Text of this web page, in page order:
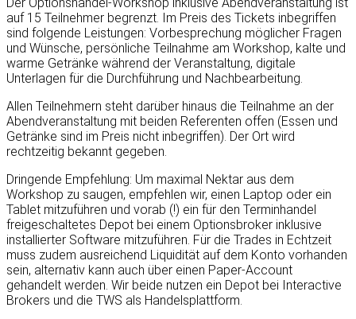
auf 15 Teilnehmer begrenzt. Im Preis des Tickets inbegriffen
sind folgende Leistungen: Vorbesprechung möglicher Fragen
und Wünsche, persönliche Teilnahme am Workshop, kalte und
warme Getränke während der Veranstaltung, digitale
Unterlagen für die Durchführung und Nachbearbeitung.
Allen Teilnehmern steht darüber hinaus die Teilnahme an der
Abendveranstaltung mit beiden Referenten offen (Essen und
Getränke sind im Preis nicht inbegriffen). Der Ort wird
rechtzeitig bekannt gegeben.
Dringende Empfehlung: Um maximal Nektar aus dem
Workshop zu saugen, empfehlen wir, einen Laptop oder ein
Tablet mitzuführen und vorab (!) ein für den Terminhandel
freigeschaltetes Depot bei einem Optionsbroker inklusive
installierter Software mitzuführen. Für die Trades in Echtzeit
muss zudem ausreichend Liquidität auf dem Konto vorhanden
sein, alternativ kann auch über einen Paper-Account
gehandelt werden. Wir beide nutzen ein Depot bei Interactive
Brokers und die TWS als Handelsplattform.